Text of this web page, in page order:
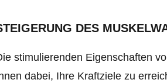
DES
stimulierenden Eigenschaften
dabei, Ihre Kraftziele zu